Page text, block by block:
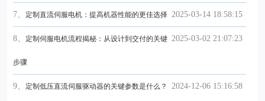
2025-03-14 18:58:15
7、 定制直流伺服电机：提高机器性能的更佳选择
2025-03-02 21:07:23
8、 定制伺服电机流程揭秘：从设计到交付的关键
步骤
2024-12-06 15:16:58
9、 定制低压直流伺服驱动器的关键参数是什么？